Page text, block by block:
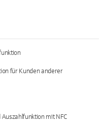
für Kunden anderer
mit NFC